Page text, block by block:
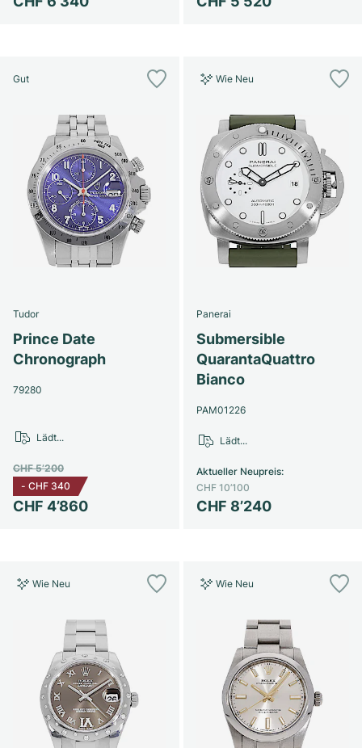
Gut
Tudor
Prince Date
Chronograph
79280
CHF 4’860
CHF 5’200
- CHF 340
Lädt...
Wie Neu
Panerai
Submersible
QuarantaQuattro
Bianco
PAM01226
CHF 8’240
Aktueller Neupreis:
CHF 10’100
Lädt...
Wie Neu Wie Neu